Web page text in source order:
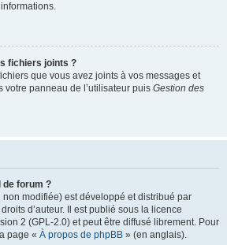
fichiers joints ?
que vous avez joints à vos messages et
votre panneau de l’utilisateur puis Gestion des
de forum ?
modifiée) est développé et distribué par
d’auteur. Il est publié sous la licence
2 (GPL-2.0) et peut être diffusé librement. Pour
page « À propos de phpBB » (en anglais).